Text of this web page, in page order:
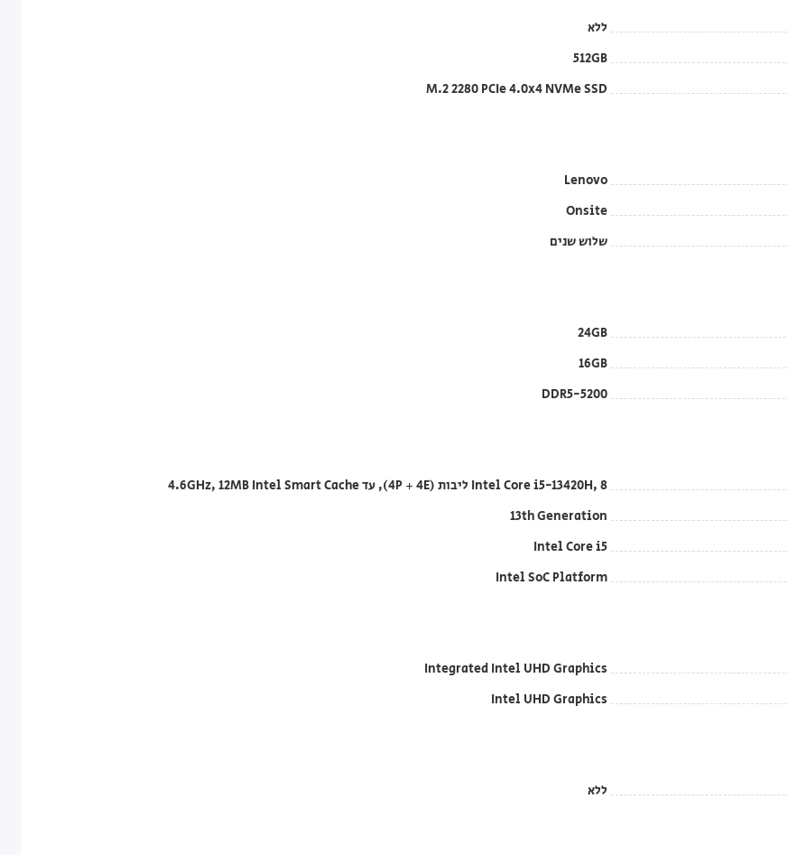
ללא
512GB
M.2 2280 PCIe 4.0x4 NVMe SSD
Lenovo
Onsite
שלוש שנים
24GB
16GB
DDR5-5200
Intel Core i5-13420H, 8 ליבות (4P + 4E), עד 4.6GHz, 12MB Intel Smart Cache
13th Generation
Intel Core i5
Intel SoC Platform
Integrated Intel UHD Graphics
Intel UHD Graphics
ללא